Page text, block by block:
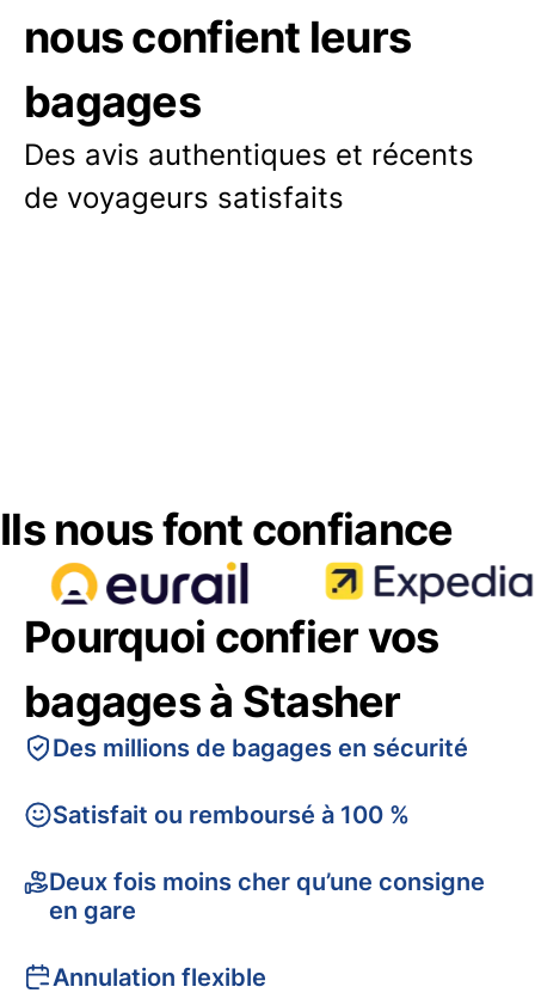
nous confient leurs
bagages
Des avis authentiques et récents
de voyageurs satisfaits
Ils nous font confiance
Pourquoi confier vos
bagages à Stasher
Des millions de bagages en sécurité
Satisfait ou remboursé à 100 %
Deux fois moins cher qu’une consigne
en gare
Annulation flexible